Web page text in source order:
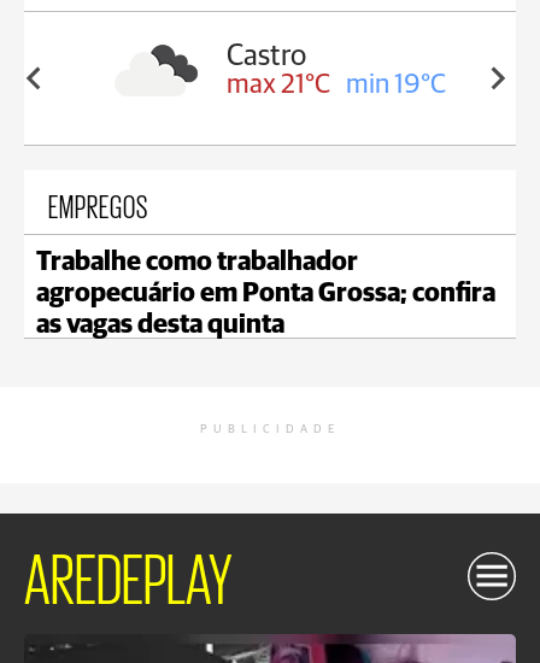
19°C
Carambeí
max 21°C min 18°C
EMPREGOS
Trabalhe como trabalhador
agropecuário em Ponta Grossa; confira
as vagas desta quinta
PUBLICIDADE
AREDEPLAY